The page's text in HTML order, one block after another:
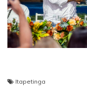
Itapetinga